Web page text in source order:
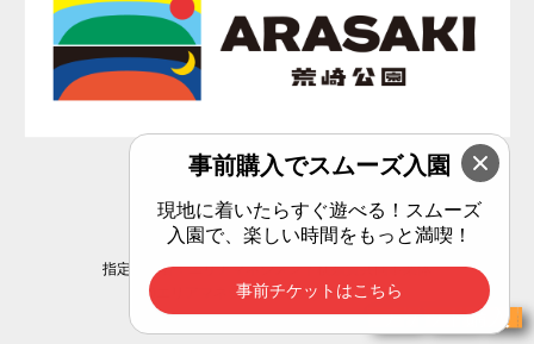
チケット購入
Privacy Policy
指定管理者：エリアマネジメント横須賀共同事業体
(C)エリアマネジメント横須賀共同事業体
事前購入でスムーズ入園
現地に着いたらすぐ遊べる！スムーズ
入園で、楽しい時間をもっと満喫！
事前チケットはこちら